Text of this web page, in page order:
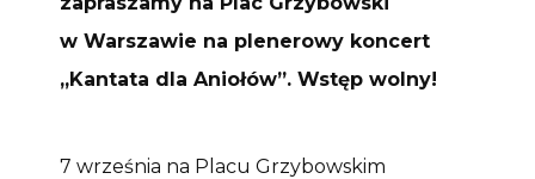
w Warszawie na plenerowy koncert
„Kantata dla Aniołów”. Wstęp wolny!
7 września na Placu Grzybowskim